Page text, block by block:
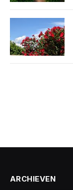
ARCHIEVEN